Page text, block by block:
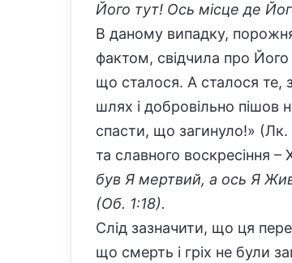
Його тут! Ось місце де
В даному випадку,
фактом, свідчила про
що сталося. А сталося те,
шлях і добровільно
спасти, що загинуло!» (Лк.
та славного воскресіння
був Я мертвий, а ось Я
(Об. 1:18).
Слід зазначити, що ця
що смерть і гріх не були